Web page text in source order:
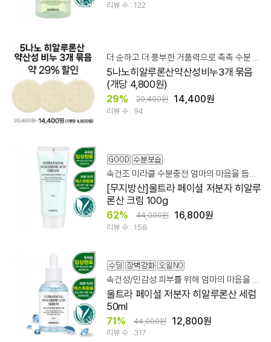
리뷰 수 : 122
더 순하고 더 풍부한 거품력으로 촉촉 수분 영양 클렌징!
5나노히알루론산약산성비누3개 묶음
(개당 4,800원)
29% 20,400원 14,400원
리뷰 수 : 94
속건조 미라클 수분충전 엄마의 마음을 듬뿍 담아 만들었습니다.
[무지방산]울트라 페이셜 저분자 히알루
론산 크림 100g
62% 44,000원 16,800원
리뷰 수 : 158
속건성/민감성 피부를 위해 엄마의 마음을 듬뿍 담아 만들었습니다.
울트라 페이셜 저분자 히알루론산 세럼
50ml
71% 44,000원 12,800원
리뷰 수 : 317